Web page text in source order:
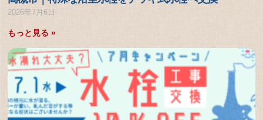
2026年7月6日
もっと見る »